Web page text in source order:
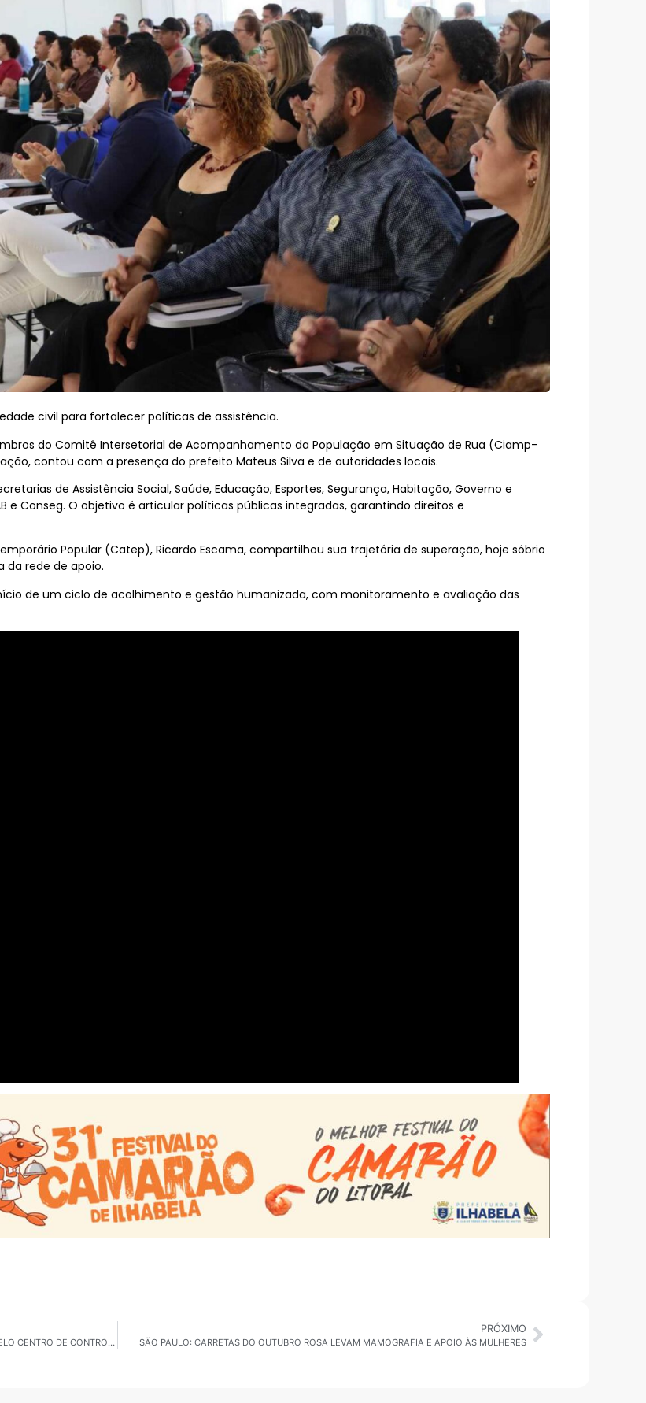
civil para fortalecer políticas de assistência.
do Comitê Intersetorial de Acompanhamento da População em Situação de Rua (Ciamp-
contou com a presença do prefeito Mateus Silva e de autoridades locais.
de Assistência Social, Saúde, Educação, Esportes, Segurança, Habitação, Governo e
e Conseg. O objetivo é articular políticas públicas integradas, garantindo direitos e
Popular (Catep), Ricardo Escama, compartilhou sua trajetória de superação, hoje sóbrio
rede de apoio.
de um ciclo de acolhimento e gestão humanizada, com monitoramento e avaliação das
MOGI DAS CRUZES: BICHO PREGUIÇA E URUBU SÃO RESGATADOS PELO CENTRO DE CONTROLE DE ZOONOSES
PRÓXIMO
SÃO PAULO: CARRETAS DO OUTUBRO ROSA LEVAM MAMOGRAFIA E APOIO ÀS MULHERES